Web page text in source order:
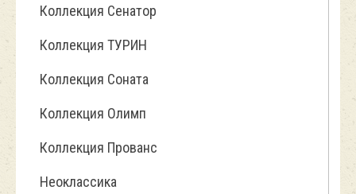
Коллекция Сенатор
Коллекция ТУРИН
Коллекция Соната
Коллекция Олимп
Коллекция Прованс
Неоклассика